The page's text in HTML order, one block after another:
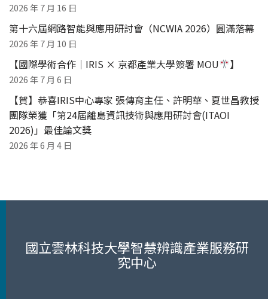
2026 年 7 月 16 日
第十六屆網路智能與應用研討會（NCWIA 2026）圓滿落幕
2026 年 7 月 10 日
【國際學術合作｜IRIS × 京都產業大學簽署 MOU 】
2026 年 7 月 6 日
【賀】恭喜IRIS中心專家 張傳育主任、許明華、夏世昌教授
團隊榮獲「第24屆離島資訊技術與應用研討會(ITAOI
2026)」最佳論文獎
2026 年 6 月 4 日
國立雲林科技大學智慧辨識產業服務研
究中心